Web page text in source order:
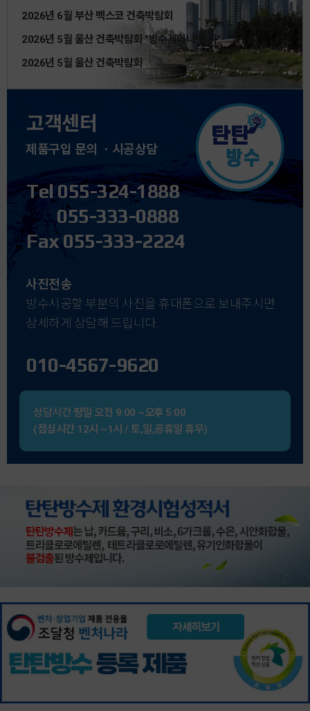
2026년 6월 부산 벡스코 건축박람회
2026년 5월 울산 건축박람회 "방수세미나 실시"
2026년 5월 울산 건축박람회
고객센터
제품구입 문의 ㆍ시공상담
Tel 055-324-1888
055-333-0888
Fax 055-333-2224
사진전송
방수시공할 부분의 사진을 휴대폰으로 보내주시면
상세하게 상담해 드립니다.
010-4567-9620
상담시간평일 오전 9:00 ~오후 5:00
(점심시간 12시 ~1시 / 토,일,공휴일 휴무)